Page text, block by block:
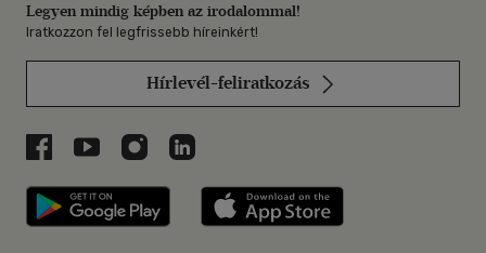
Legyen mindig képben az irodalommal!
Iratkozzon fel legfrissebb híreinkért!
Hírlevél-feliratkozás
Libri a Facebookon
Libri a Youtube-on
Libri az Instagramon
Libri a LinkedInen
Libri applikáció Szerezd meg: Google